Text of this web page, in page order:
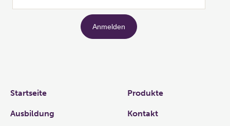
Links
Startseite Produkte
Ausbildung Kontakt